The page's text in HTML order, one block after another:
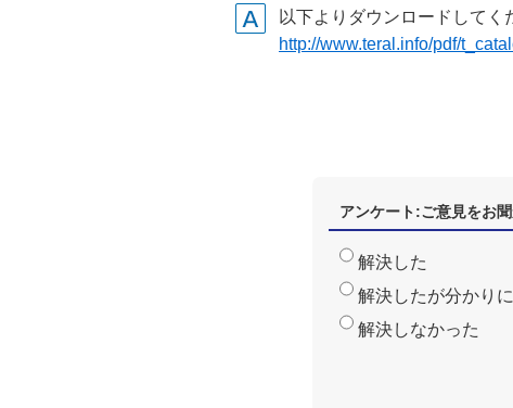
以下よりダウンロードしてく
http://www.teral.info/pdf/
アンケート:ご意見をお
解決した
解決したが分かり
解決しなかった